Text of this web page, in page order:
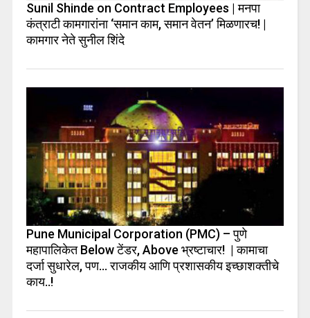
Sunil Shinde on Contract Employees | मनपा
कंत्राटी कामगारांना ‘समान काम, समान वेतन’ मिळणारच! |
कामगार नेते सुनील शिंदे
Pune Municipal Corporation (PMC) – पुणे
महापालिकेत Below टेंडर, Above भ्रष्टाचार! | कामाचा
दर्जा सुधारेल, पण… राजकीय आणि प्रशासकीय इच्छाशक्तीचे
काय..!